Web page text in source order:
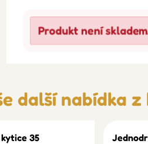
Produkt není
další nabídka
35